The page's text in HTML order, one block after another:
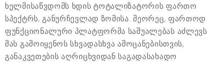
ხელმისაწვდომს ხდის ტოტალიზატორის ფართო
სპექტრს, განურჩევლად ზომისა. მეორეც, ფართოდ
ფუნქციონალური პლატფორმა საშუალებას აძლევს
მას გამოიყენოს სხვადასხვა ამოცანებისთვის,
განაკვეთების აღრიცხვიდან საგადასახადო